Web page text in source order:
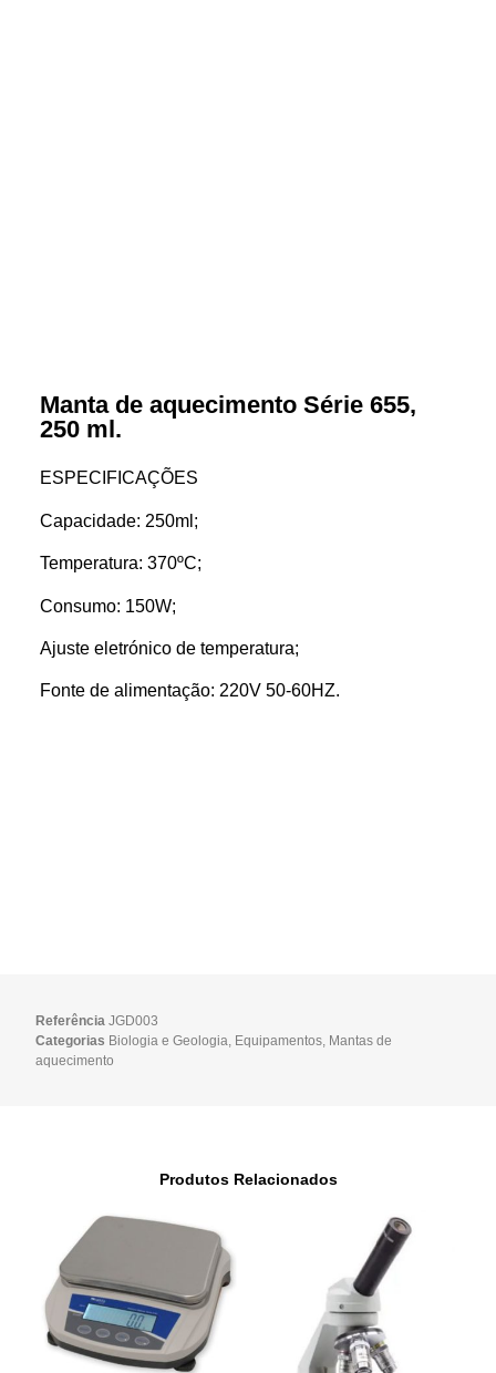
Manta de aquecimento Série 655,
250 ml.
ESPECIFICAÇÕES
Capacidade: 250ml;
Temperatura: 370ºC;
Consumo: 150W;
Ajuste eletrónico de temperatura;
Fonte de alimentação: 220V 50-60HZ.
ReferênciaJGD003
Categorias Biologia e Geologia Equipamentos Mantas de
aquecimento
Produtos Relacionados